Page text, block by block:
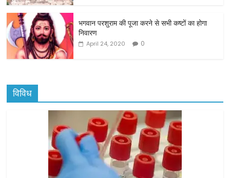
भगवान परशुराम की पूजा करने से सभी कष्टों का होगा
निवारण
April 24, 2020 0
विविध